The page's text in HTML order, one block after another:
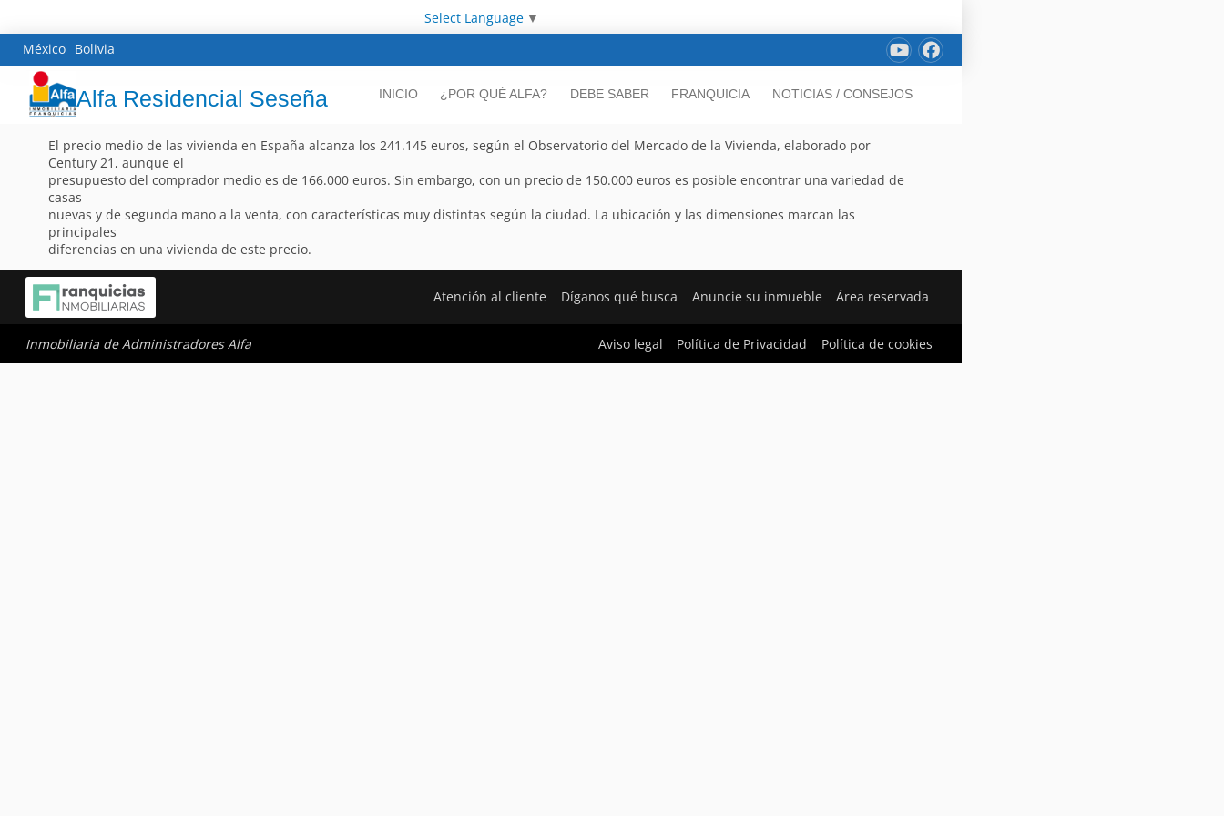
Select Language ▼
México Bolivia
Alfa Residencial Seseña INICIO ¿POR QUÉ ALFA? DEBE SABER FRANQUICIA NOTICIAS / CONSEJOS
El precio medio de las vivienda en España alcanza los 241.145 euros, según el Observatorio del Mercado de la Vivienda, elaborado por
Century 21, aunque el
presupuesto del comprador medio es de 166.000 euros. Sin embargo, con un precio de 150.000 euros es posible encontrar una variedad de
casas
nuevas y de segunda mano a la venta, con características muy distintas según la ciudad. La ubicación y las dimensiones marcan las
principales
diferencias en una vivienda de este precio.
Atención al cliente Díganos qué busca Anuncie su inmueble Área reservada
Inmobiliaria de Administradores Alfa Aviso legal Política de Privacidad Política de cookies